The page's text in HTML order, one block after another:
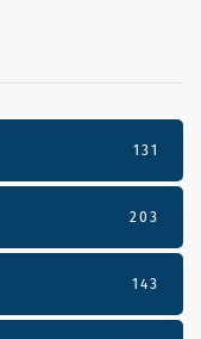
131
203
143